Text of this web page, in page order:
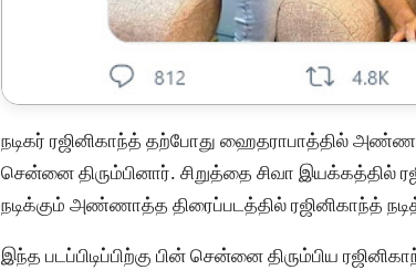
நடிகர் ரஜினிகாந்த் தற்போது ஹைதராபாத்தில்
சென்னை திரும்பினார். சிறுத்தை சிவா இயக்கத்தில்
நடிக்கும் அண்ணாத்த திரைப்படத்தில் ரஜினிகாந்த்
இந்த படப்பிடிப்பிற்கு பின் சென்னை திரும்பிய